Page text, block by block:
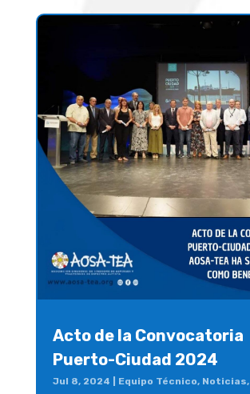
Acto de la Convocatoria
Puerto-Ciudad 2024
Jul 8, 2024 Equipo Técnico, Noticias,